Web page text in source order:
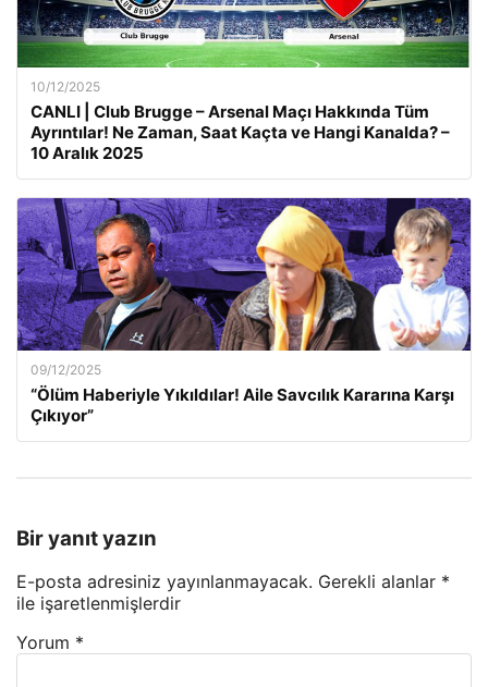
10/12/2025
CANLI | Club Brugge – Arsenal Maçı Hakkında Tüm
Ayrıntılar! Ne Zaman, Saat Kaçta ve Hangi Kanalda? –
10 Aralık 2025
09/12/2025
“Ölüm Haberiyle Yıkıldılar! Aile Savcılık Kararına Karşı
Çıkıyor”
Bir yanıt yazın
E-posta adresiniz yayınlanmayacak. Gerekli alanlar *
ile işaretlenmişlerdir
Yorum *